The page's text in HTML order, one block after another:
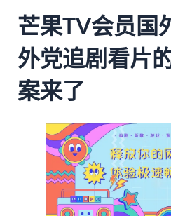
芒果TV会员国
外党追剧看片
案来了